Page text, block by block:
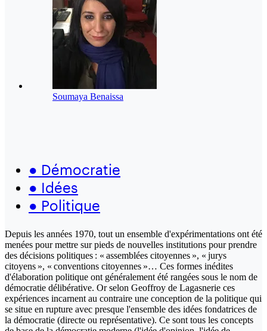
Soumaya Benaissa
● Démocratie
● Idées
● Politique
Depuis les années 1970, tout un ensemble d'expérimentations ont été
menées pour mettre sur pieds de nouvelles institutions pour prendre
des décisions politiques : « assemblées citoyennes », « jurys
citoyens », « conventions citoyennes »… Ces formes inédites
d'élaboration politique ont généralement été rangées sous le nom de
démocratie délibérative. Or selon Geoffroy de Lagasnerie ces
expériences incarnent au contraire une conception de la politique qui
se situe en rupture avec presque l'ensemble des idées fondatrices de
la démocratie (directe ou représentative). Ce sont tous les concepts